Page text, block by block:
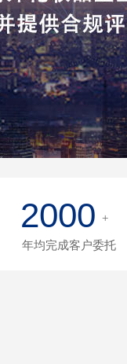
2000
年均完成客户委托
+